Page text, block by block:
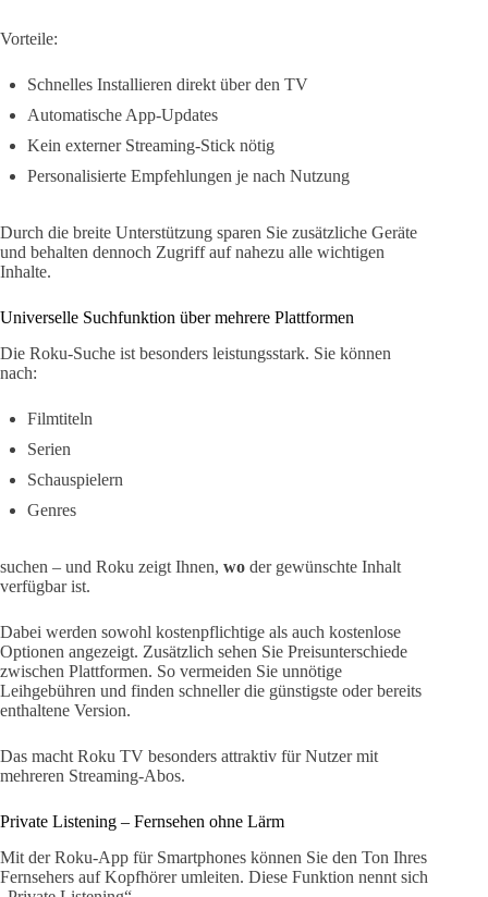
Vorteile:
Schnelles Installieren direkt über den TV
Automatische App-Updates
Kein externer Streaming-Stick nötig
Personalisierte Empfehlungen je nach Nutzung
Durch die breite Unterstützung sparen Sie zusätzliche Geräte
und behalten dennoch Zugriff auf nahezu alle wichtigen
Inhalte.
Universelle Suchfunktion über mehrere Plattformen
Die Roku-Suche ist besonders leistungsstark. Sie können
nach:
Filmtiteln
Serien
Schauspielern
Genres
suchen – und Roku zeigt Ihnen, wo der gewünschte Inhalt
verfügbar ist.
Dabei werden sowohl kostenpflichtige als auch kostenlose
Optionen angezeigt. Zusätzlich sehen Sie Preisunterschiede
zwischen Plattformen. So vermeiden Sie unnötige
Leihgebühren und finden schneller die günstigste oder bereits
enthaltene Version.
Das macht Roku TV besonders attraktiv für Nutzer mit
mehreren Streaming-Abos.
Private Listening – Fernsehen ohne Lärm
Mit der Roku-App für Smartphones können Sie den Ton Ihres
Fernsehers auf Kopfhörer umleiten. Diese Funktion nennt sich